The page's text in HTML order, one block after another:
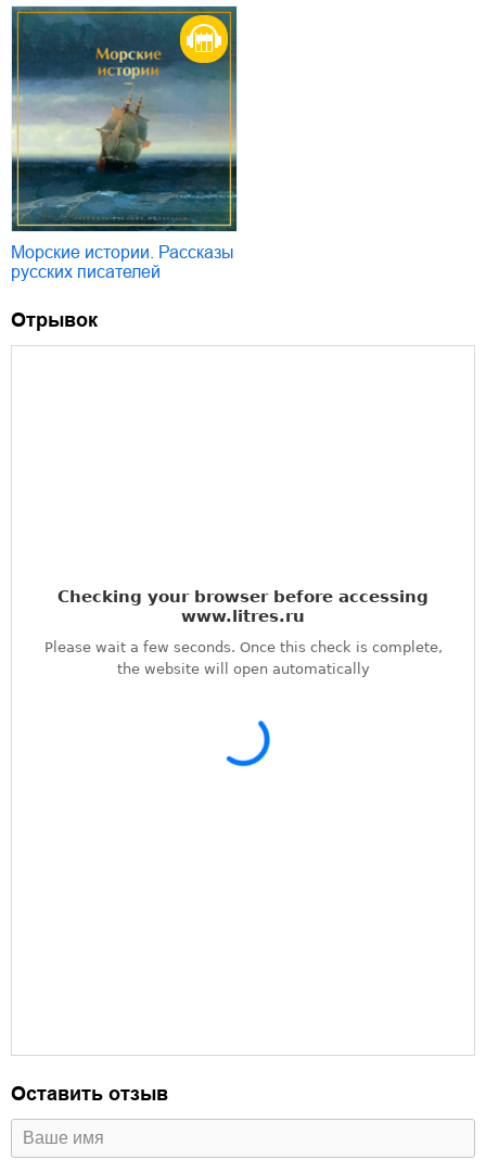
Морские истории. Рассказы
русских писателей
Отрывок
Оставить отзыв